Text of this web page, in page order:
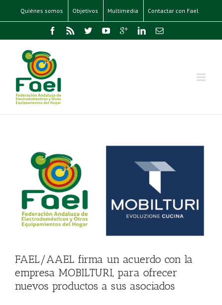
Quiénes somos Objetivos Multimedia Contactar con Fael
FAEL/AAEL firma un acuerdo con la
empresa MOBILTURI, para ofrecer
nuevos productos a sus asociados